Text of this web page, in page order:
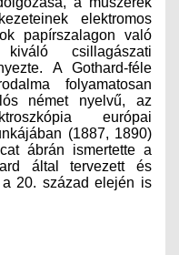
elektromos
papírszalagon való
csillagászati
A Gothard-féle
folyamatosan
német nyelvű, az
európai
(1887, 1890)
ábrán ismertette a
által tervezett és
a 20. század elején is